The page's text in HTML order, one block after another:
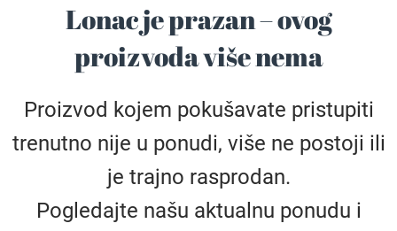
Lonac je prazan – ovog
proizvoda više nema
Proizvod kojem pokušavate pristupiti
trenutno nije u ponudi, više ne postoji ili
je trajno rasprodan.
Pogledajte našu aktualnu ponudu i